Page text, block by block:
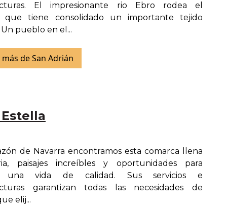
El impresionante rio Ebro rodea el
que tiene consolidado un importante tejido
pueblo en el...
de San Adrián
de Navarra encontramos esta comarca llena
paisajes increíbles y oportunidades para
una vida de calidad. Sus servicios e
garantizan todas las necesidades de
elij...